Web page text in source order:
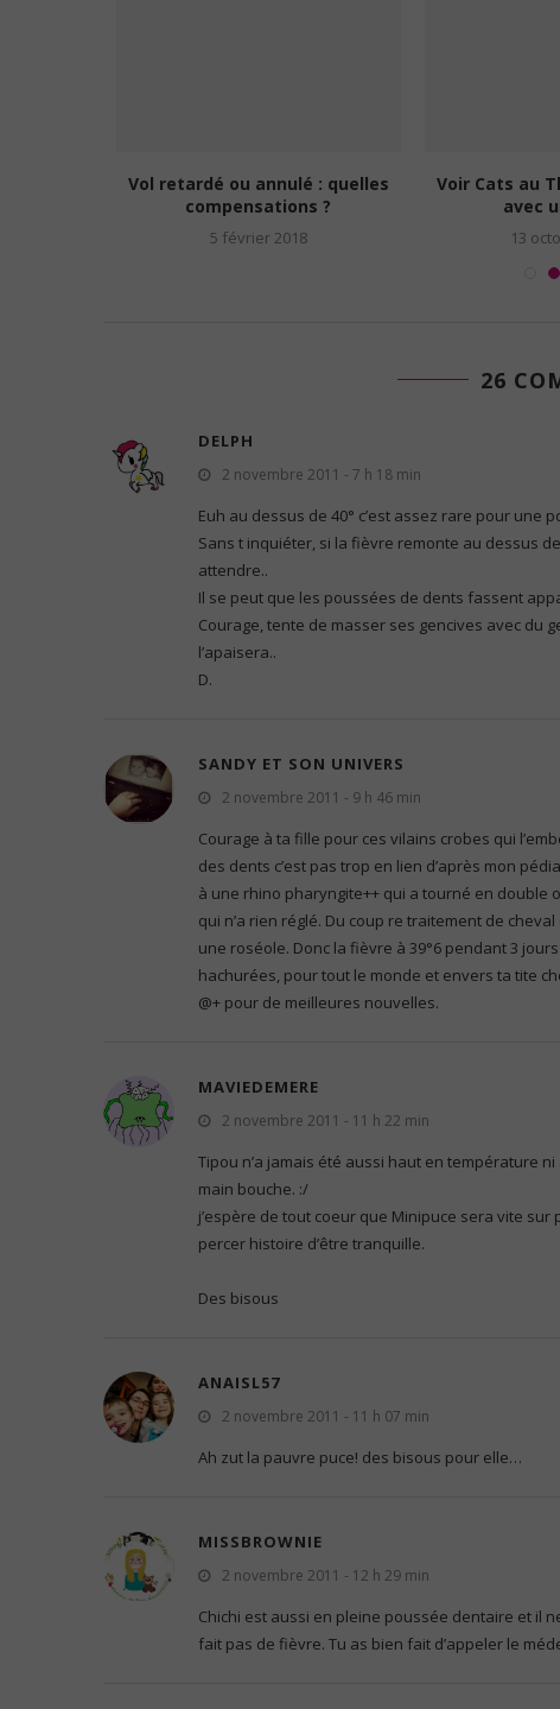
Vol retardé ou annulé : quelles
compensations ?
5 février 2018
Voir Cats au
avec
13
26
DELPH
2 novembre 2011 - 7 h 18 min
Euh au dessus de 40° c’est assez rare pour une
Sans t inquiéter, si la fièvre remonte au dessus
attendre..
Il se peut que les poussées de dents fassent
Courage, tente de masser ses gencives avec du
l’apaisera..
D.
SANDY ET SON UNIVERS
2 novembre 2011 - 9 h 46 min
Courage à ta fille pour ces vilains crobes qui
des dents c’est pas trop en lien d’après mon
à une rhino pharyngite++ qui a tourné en double
qui n’a rien réglé. Du coup re traitement de cheval
une roséole. Donc la fièvre à 39°6 pendant 3
hachurées, pour tout le monde et envers ta tite
@+ pour de meilleures nouvelles.
MAVIEDEMERE
2 novembre 2011 - 11 h 22 min
Tipou n’a jamais été aussi haut en température
main bouche. :/
j’espère de tout coeur que Minipuce sera vite
percer histoire d’être tranquille.
Des bisous
ANAISL57
2 novembre 2011 - 11 h 07 min
Ah zut la pauvre puce! des bisous pour elle…
MISSBROWNIE
2 novembre 2011 - 12 h 29 min
Chichi est aussi en pleine poussée dentaire et il
fait pas de fièvre. Tu as bien fait d’appeler le